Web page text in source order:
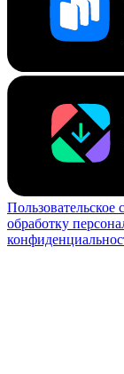
Пользовательское
обработку